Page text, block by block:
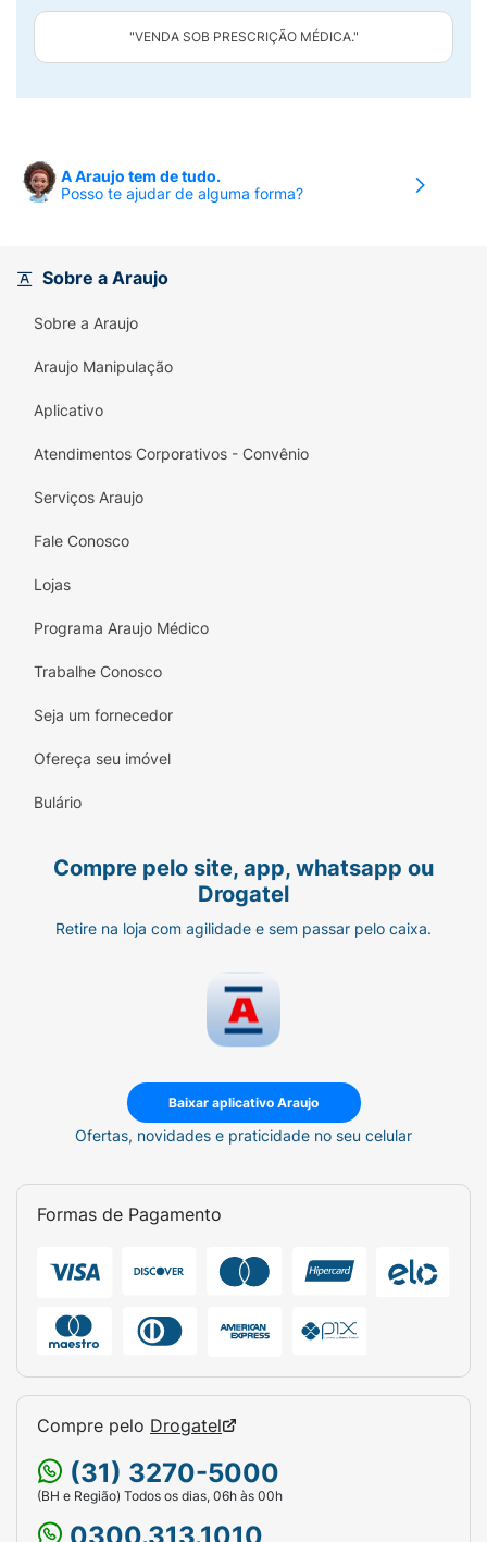
"VENDA SOB PRESCRIÇÃO MÉDICA."
A Araujo tem de tudo.
Posso te ajudar de alguma forma?
Sobre a Araujo
Sobre a Araujo
Araujo Manipulação
Aplicativo
Atendimentos Corporativos - Convênio
Serviços Araujo
Fale Conosco
Lojas
Programa Araujo Médico
Trabalhe Conosco
Seja um fornecedor
Ofereça seu imóvel
Bulário
Compre pelo site, app, whatsapp ou
Drogatel
Retire na loja com agilidade e sem passar pelo caixa.
Baixar aplicativo Araujo
Ofertas, novidades e praticidade no seu celular
Formas de Pagamento
Compre pelo Drogatel
(31) 3270-5000
(BH e Região) Todos os dias, 06h às 00h